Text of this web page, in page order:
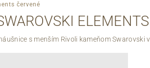
červené
s menším Rivoli kameňom Swarovski